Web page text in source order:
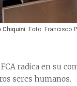
Foto: Francisco
radica en su
seres humanos.